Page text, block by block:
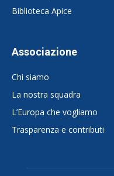
Biblioteca Apice
Associazione
Chi siamo
La nostra squadra
L’Europa che vogliamo
Trasparenza e contributi